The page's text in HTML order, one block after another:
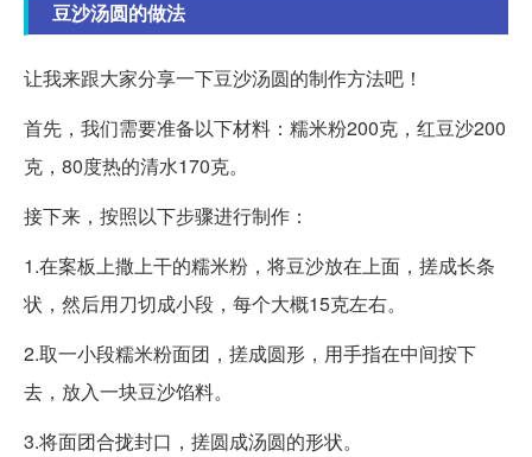
豆沙汤圆的做法
让我来跟大家分享一下豆沙汤圆的制作方法吧！
首先，我们需要准备以下材料：糯米粉200克，红豆沙200
克，80度热的清水170克。
接下来，按照以下步骤进行制作：
1.在案板上撒上干的糯米粉，将豆沙放在上面，搓成长条
状，然后用刀切成小段，每个大概15克左右。
2.取一小段糯米粉面团，搓成圆形，用手指在中间按下
去，放入一块豆沙馅料。
3.将面团合拢封口，搓圆成汤圆的形状。